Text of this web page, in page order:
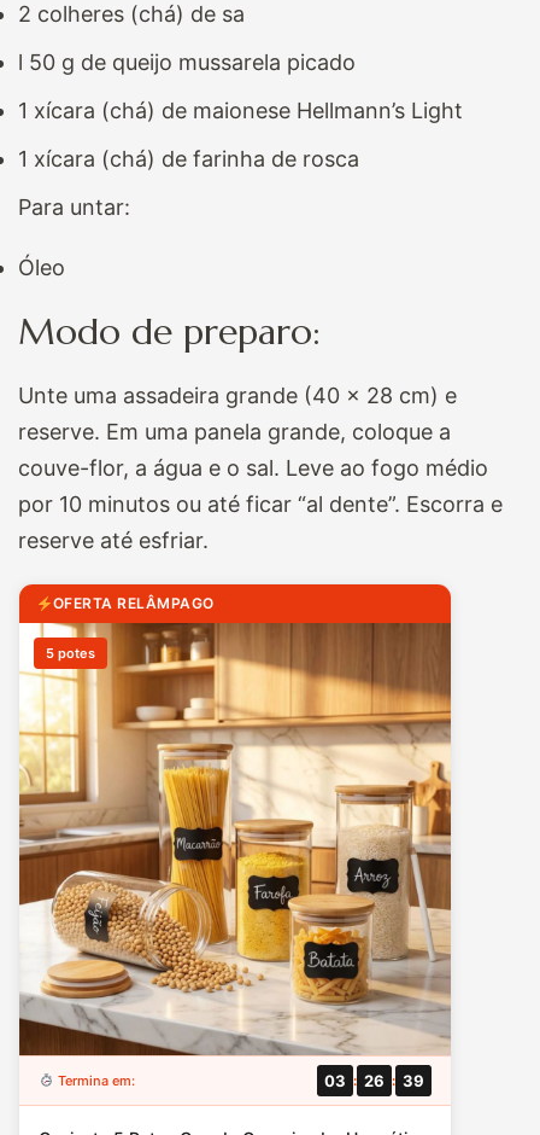
2 colheres (chá) de sa
l 50 g de queijo mussarela picado
1 xícara (chá) de maionese Hellmann’s Light
1 xícara (chá) de farinha de rosca
Para untar:
Óleo
Modo de preparo:
Unte uma assadeira grande (40 x 28 cm) e
reserve. Em uma panela grande, coloque a
couve-flor, a água e o sal. Leve ao fogo médio
por 10 minutos ou até ficar “al dente”. Escorra e
reserve até esfriar.
OFERTA RELÂMPAGO
5 potes
Termina em: 03 : 26 : 38